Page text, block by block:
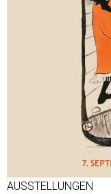
AUSSTELLUNGEN